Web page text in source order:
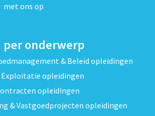
met ons op
per onderwerp
& Beleid opleidingen
Exploitatie opleidingen
opleidingen
& Vastgoedprojecten opleidingen